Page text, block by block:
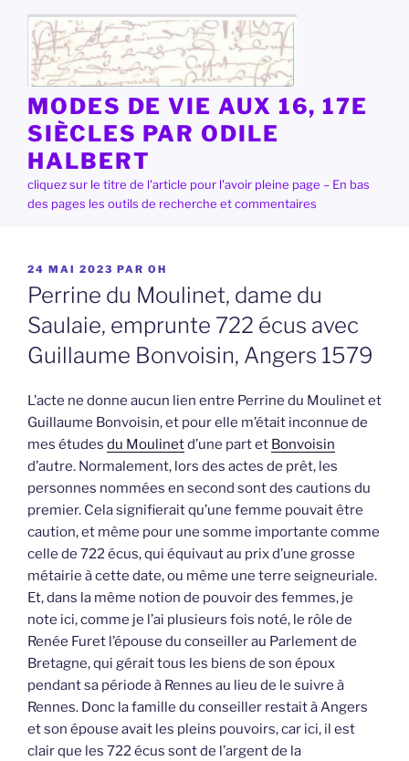
contenu
principal
MODES DE VIE AUX 16, 17E
SIÈCLES PAR ODILE
HALBERT
cliquez sur le titre de l'article pour l'avoir pleine page – En bas
des pages les outils de recherche et commentaires
PUBLIÉ
LE
24 MAI 2023 PAR OH
Perrine du Moulinet, dame du
Saulaie, emprunte 722 écus avec
Guillaume Bonvoisin, Angers 1579
L’acte ne donne aucun lien entre Perrine du Moulinet et
Guillaume Bonvoisin, et pour elle m’était inconnue de
mes études du Moulinetd’une part et Bonvoisin
d’autre. Normalement, lors des actes de prêt, les
personnes nommées en second sont des cautions du
premier. Cela signifierait qu’une femme pouvait être
caution, et même pour une somme importante comme
celle de 722 écus, qui équivaut au prix d’une grosse
métairie à cette date, ou même une terre seigneuriale.
Et, dans la même notion de pouvoir des femmes, je
note ici, comme je l’ai plusieurs fois noté, le rôle de
Renée Furet l’épouse du conseiller au Parlement de
Bretagne, qui gérait tous les biens de son époux
pendant sa période à Rennes au lieu de le suivre à
Rennes. Donc la famille du conseiller restait à Angers
et son épouse avait les pleins pouvoirs, car ici, il est
clair que les 722 écus sont de l’argent de la